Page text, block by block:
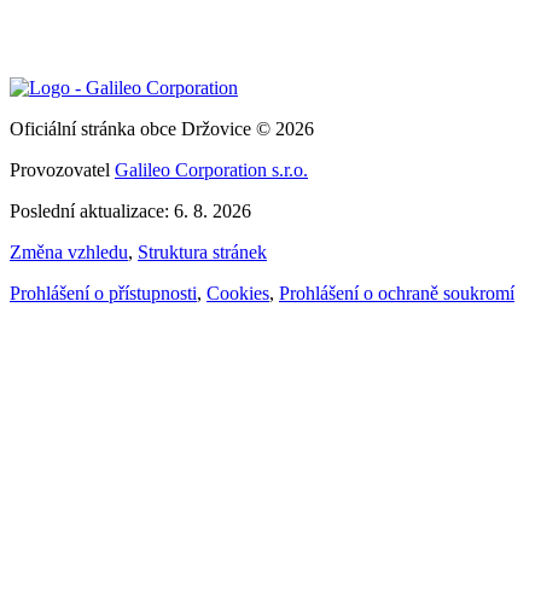
Oficiální stránka obce Držovice © 2026
Provozovatel Galileo Corporation s.r.o.
Poslední aktualizace: 6. 8. 2026
Změna vzhledu, Struktura stránek
Prohlášení o přístupnosti, Cookies, Prohlášení o ochraně soukromí